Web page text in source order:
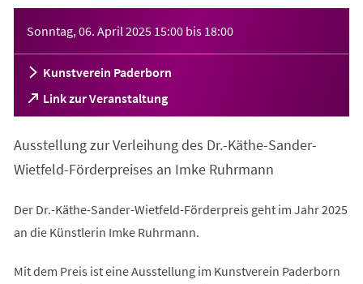
Sonntag, 06. April 2025 15:00 bis 18:00
Kunstverein Paderborn
Link zur Veranstaltung
(Öffnet
in
neuen
Tab)
Ausstellung zur Verleihung des Dr.-Käthe-Sander-
Wietfeld-Förderpreises an Imke Ruhrmann
Der Dr.-Käthe-Sander-Wietfeld-Förderpreis geht im Jahr 2025
an die Künstlerin Imke Ruhrmann.
Mit dem Preis ist eine Ausstellung im Kunstverein Paderborn